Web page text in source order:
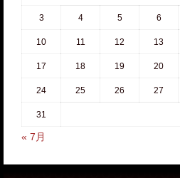
3 4 5 6
10 11 12 13
17 18 19 20
24 25 26 27
31
« 7月